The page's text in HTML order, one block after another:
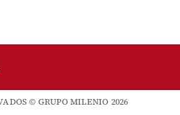
© GRUPO MILENIO 2026